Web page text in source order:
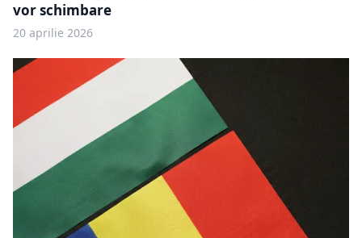
vor schimbare
20 aprilie 2026